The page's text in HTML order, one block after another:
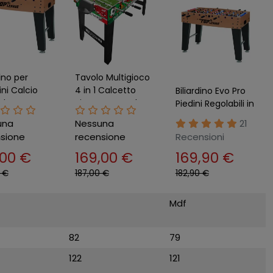
per
Calcio
Interno
€
€
Tavolo Multigioco
4 in 1 Calcetto
Ping Pong Hockey
Biliardo Accessori
Nessuna
recensione
169,00 €
187,00 €
Biliardino Evo Pro
Piedini Regolabili in
MDF Aste
Telescopiche
Palline Calcetto
21
Recensioni
169,90 €
182,90 €
Mdf
82
79
122 121